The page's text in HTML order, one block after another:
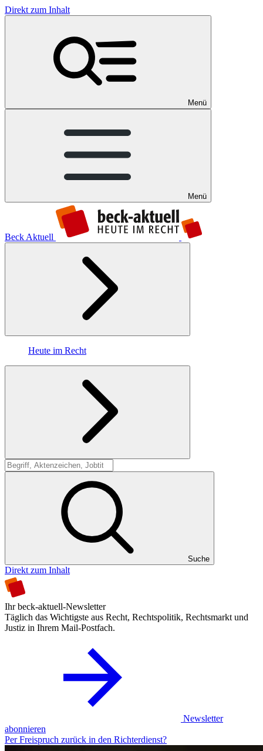
Direkt zum Inhalt
Menü
Menü
Beck Aktuell
Heute im Recht
Suche
Suche
Direkt zum Inhalt
Ihr beck-aktuell-Newsletter
Täglich das Wichtigste aus Recht, Rechtspolitik, Rechtsmarkt und
Justiz in Ihrem Mail-Postfach.
Newsletter
abonnieren
Per Freispruch zurück in den Richterdienst?